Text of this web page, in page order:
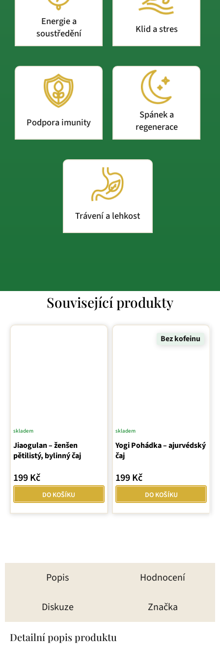
Energie a
soustředění
Klid a stres
Podpora imunity
Spánek a
regenerace
Trávení a lehkost
Související produkty
Jiaogulan – ženšen
pětilistý, bylinný čaj
skladem
199 Kč
DO KOŠÍKU
Bez kofeinu
Yogi Pohádka – ajurvédský
čaj
skladem
199 Kč
DO KOŠÍKU
Popis Hodnocení
Diskuze Značka
Detailní popis produktu